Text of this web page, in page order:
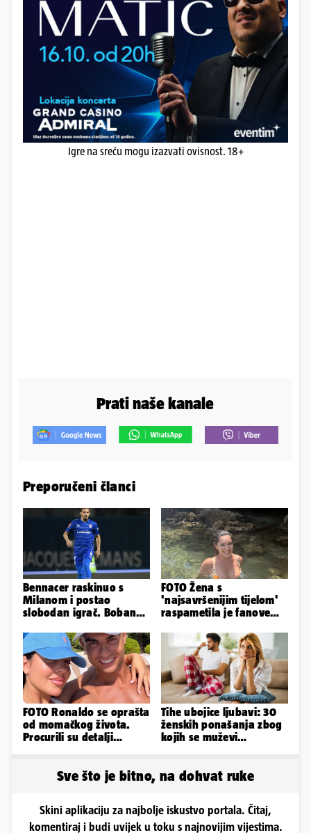
Igre na sreću mogu izazvati ovisnost. 18+
Prati naše kanale
Preporučeni članci
Bennacer raskinuo s
Milanom i postao
slobodan igrač. Boban
Dinamu
FOTO Žena s
'najsavršenijim tijelom'
raspametila je fanove
plićaka
FOTO Ronaldo se oprašta
od momačkog života.
Procurili su detalji
Tihe ubojice ljubavi: 30
ženskih ponašanja zbog
kojih se muževi
Sve što je bitno, na dohvat ruke
Skini aplikaciju za najbolje iskustvo portala. Čitaj,
komentiraj i budi uvijek u toku s najnovijim vijestima.